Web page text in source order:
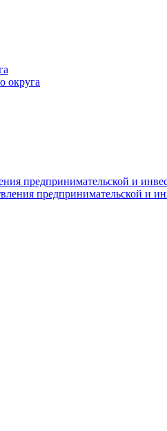
округа
предпринимательской и
предпринимательской и